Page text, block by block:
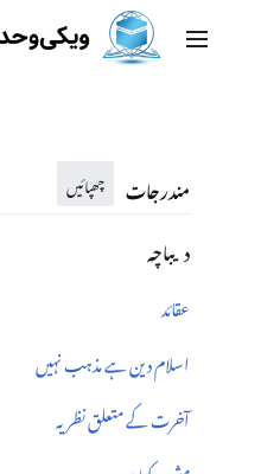
مندرجات
مرکزی مینو
مندرجات چھپائیں
دیباچہ
عقا‏ئد
اسلام دین ہے مذہب نہیں
آخرت کے متعلق نظریہ